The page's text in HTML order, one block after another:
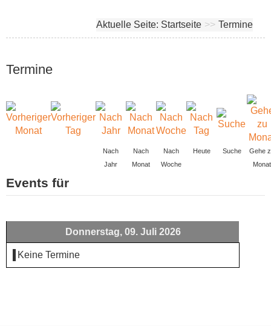
Aktuelle Seite: Startseite >> Termine
Termine
Nach
Jahr
Nach
Monat
Nach
Woche
Heute Suche
Gehe
Monat
Events für
Donnerstag, 09. Juli 2026
Keine Termine